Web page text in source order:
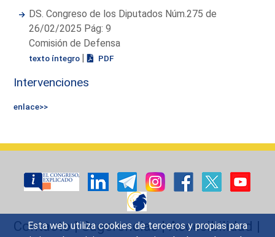
Esta web utiliza cookies de terceros y propias para
DS. Congreso de los Diputados Núm.275 de
26/02/2025 Pág: 9
Comisión de Defensa
texto íntegro | PDF
Intervenciones
enlace>>
Contacto|Sugerencias|Accesibilidad |